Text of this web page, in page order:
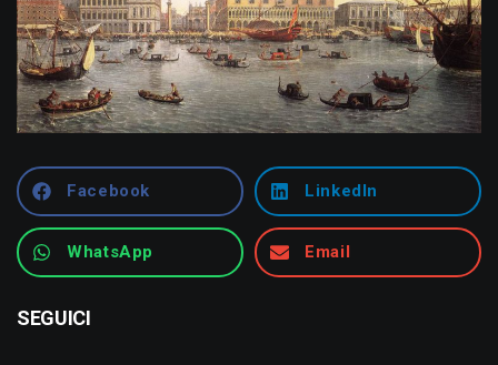
Facebook LinkedIn
WhatsApp Email
SEGUICI